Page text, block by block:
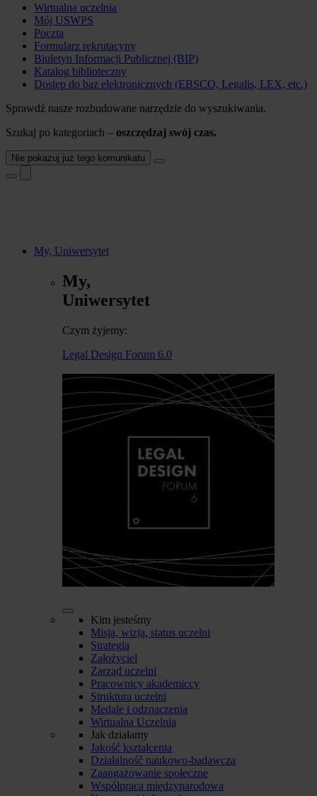
Wirtualna uczelnia
Mój USWPS
Poczta
Formularz rekrutacyny
Biuletyn Informacji Publicznej (BIP)
Katalog biblioteczny
Dostęp do baz elektronicznych (EBSCO, Legalis, LEX, etc.)
Sprawdź nasze rozbudowane narzędzie do wyszukiwania.
Szukaj po kategoriach – oszczędzaj swój czas.
Nie pokazuj już tego komunikatu
My, Uniwersytet
My,
Uniwersytet
Czym żyjemy:
Legal Design Forum 6.0
Kim jesteśmy
Misja, wizja, status uczelni
Strategia
Założyciel
Zarząd uczelni
Pracownicy akademiccy
Struktura uczelni
Medale i odznaczenia
Wirtualna Uczelnia
Jak działamy
Jakość kształcenia
Działalność naukowo-badawcza
Zaangażowanie społeczne
Współpraca międzynarodowa